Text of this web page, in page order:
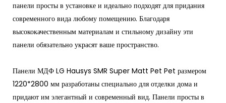
панели просты в установке и идеально подходят для придания
современного вида любому помещению. Благодаря
высококачественным материалам и стильному дизайну эти
панели обязательно украсят ваше пространство.
Панели МДФ LG Hausys SMR Super Matt Pet Pet размером
1220*2800 мм разработаны специально для отделки дома и
придают им элегантный и современный вид. Панели просты в